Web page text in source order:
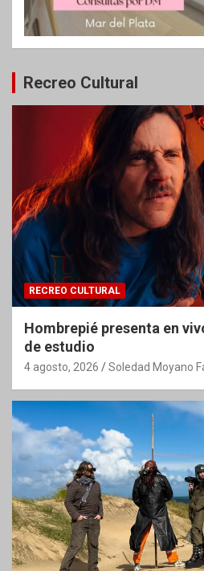
Recreo Cultural
RECREO CULTURAL
Hombrepié presenta en
de estudio
4 agosto, 2026 Soledad Moyano